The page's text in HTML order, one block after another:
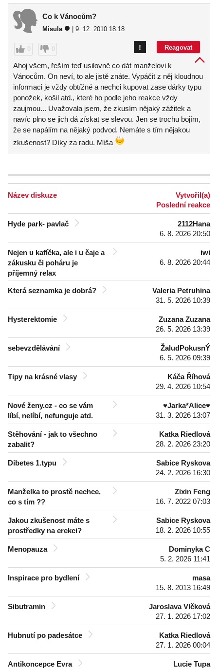
Co k Vánocům?
Misula | 9. 12. 2010 18:18
0 0 Reagovat
!
Ahoj všem, řeším teď usilovně co dát manželovi k
Vánocům. On neví, to ale jistě znáte. Vypáčit z něj kloudnou
informaci je vždy obtížné a nechci kupovat zase dárky typu
ponožek, košil atd., které ho podle jeho reakce vždy
zaujmou... Uvažovala jsem, že zkusím nějaký zážitek a
navíc plno se jich dá získat se slevou. Jen se trochu bojím,
že se napálím na nějaký podvod. Nemáte s tím nějakou
zkušenost? Díky za radu. Míša
Název diskuze
Vytvořil(a)
Poslední reakce
Hyde park- pavlač
2112Hana
6. 8. 2026 20:50
Nejen u kafíčka, ale i u čaje a
zákusku či poháru je
příjemný relax
iwi
6. 8. 2026 20:44
Která seznamka je dobrá?
Valeria Petruhina
31. 5. 2026 10:39
Hysterektomie
Zuzana Zuzana
26. 5. 2026 13:39
sebevzdělávání
ŽaludPokusnÝ
6. 5. 2026 09:39
Tipy na krásné vlasy
Káča Říhová
29. 4. 2026 10:54
Nové ženy.cz - co se vám
líbí, nelíbí, nefunguje atd.
♥Jarka*Alice♥
31. 3. 2026 13:07
Stěhování - jak to všechno
zabalit?
Katka Riedlová
28. 2. 2026 23:20
Dibetes 1.typu
Sabice Ryskova
24. 2. 2026 16:30
Manželka to prostě nechce,
co s tím ??
Zixin Feng
16. 7. 2022 07:03
Jakou zkušenost máte s
prostředky na erekci?
Sabice Ryskova
18. 2. 2026 10:55
Menopauza
Dominyka C
5. 2. 2026 11:41
Inspirace pro bydlení
masa
15. 8. 2013 16:49
Sibutramin
Jaroslava Vlčková
27. 1. 2026 17:02
Hubnutí po padesátce
Katka Riedlová
27. 1. 2026 00:04
Antikoncepce Evra
Lucie Tupa